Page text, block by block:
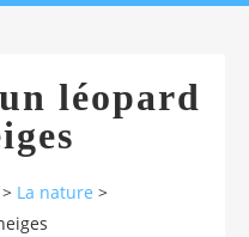
léopard
> La nature >